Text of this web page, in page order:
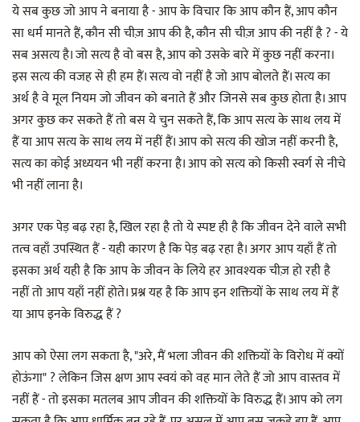
ये सब कुछ जो आप ने बनाया है - आप के विचार कि आप कौन हैं, आप कौन
सा धर्म मानते हैं, कौन सी चीज़ आप की है, कौन सी चीज़ आप की नहीं है ? - ये
सब असत्य है। जो सत्य है वो बस है, आप को उसके बारे में कुछ नहीं करना।
इस सत्य की वजह से ही हम हैं। सत्य वो नहीं है जो आप बोलते हैं। सत्य का
अर्थ है वे मूल नियम जो जीवन को बनाते हैं और जिनसे सब कुछ होता है। आप
अगर कुछ कर सकते हैं तो बस ये चुन सकते हैं, कि आप सत्य के साथ लय में
हैं या आप सत्य के साथ लय में नहीं हैं। आप को सत्य की खोज नहीं करनी है,
सत्य का कोई अध्ययन भी नहीं करना है। आप को सत्य को किसी स्वर्ग से नीचे
भी नहीं लाना है।
अगर एक पेड़ बढ़ रहा है, खिल रहा है तो ये स्पष्ट ही है कि जीवन देने वाले सभी
तत्व वहाँ उपस्थित हैं - यही कारण है कि पेड़ बढ़ रहा है। अगर आप यहाँ हैं तो
इसका अर्थ यही है कि आप के जीवन के लिये हर आवश्यक चीज़ हो रही है
नहीं तो आप यहाँ नहीं होते। प्रश्न यह है कि आप इन शक्तियों के साथ लय में हैं
या आप इनके विरुद्ध हैं ?
आप को ऐसा लग सकता है, "अरे, मैं भला जीवन की शक्तियों के विरोध में क्यों
होऊंगा" ? लेकिन जिस क्षण आप स्वयं को वह मान लेते हैं जो आप वास्तव में
नहीं हैं - तो इसका मतलब आप जीवन की शक्तियों के विरुद्ध हैं। आप को लग